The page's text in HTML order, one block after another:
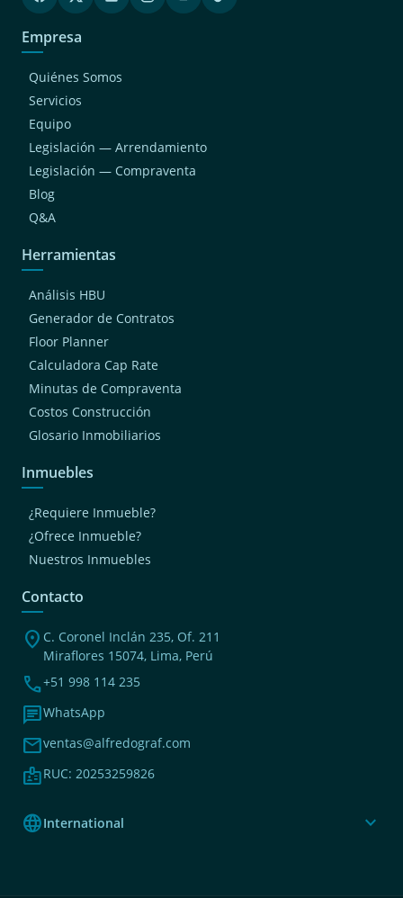
Empresa
Quiénes Somos
Servicios
Equipo
Legislación — Arrendamiento
Legislación — Compraventa
Blog
Q&A
Herramientas
Análisis HBU
Generador de Contratos
Floor Planner
Calculadora Cap Rate
Minutas de Compraventa
Costos Construcción
Glosario Inmobiliarios
Inmuebles
¿Requiere Inmueble?
¿Ofrece Inmueble?
Nuestros Inmuebles
Contacto
location_on C. Coronel Inclán 235, Of. 211
Miraflores 15074, Lima, Perú
phone+51 998 114 235
chatWhatsApp
mailventas@alfredograf.com
badgeRUC: 20253259826
languageInternational expand_more